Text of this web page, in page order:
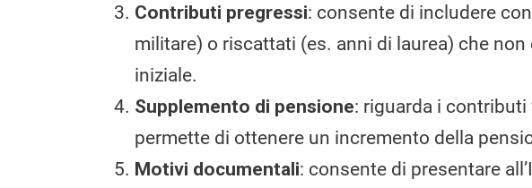
Contributi pregressi: consente di includere
militare) o riscattati (es. anni di laurea) che
iniziale.
Supplemento di pensione: riguarda i
permette di ottenere un incremento della
Motivi documentali: consente di presentare